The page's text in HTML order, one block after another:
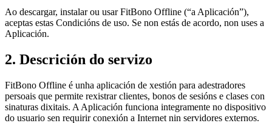
Ao descargar, instalar ou usar FitBono Offline (“a Aplicación”),
aceptas estas Condicións de uso. Se non estás de acordo, non uses a
Aplicación.
2. Descrición do servizo
FitBono Offline é unha aplicación de xestión para adestradores
persoais que permite rexistrar clientes, bonos de sesións e clases con
sinaturas dixitais. A Aplicación funciona integramente no dispositivo
do usuario sen requirir conexión a Internet nin servidores externos.